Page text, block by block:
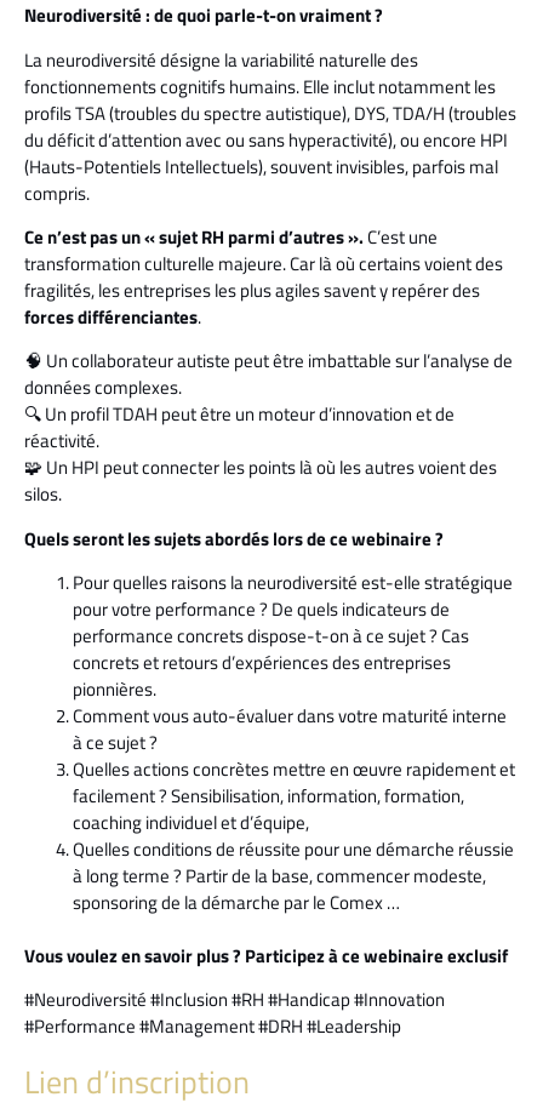
Neurodiversité : de quoi parle-t-on vraiment ?
La neurodiversité désigne la variabilité naturelle des
fonctionnements cognitifs humains. Elle inclut notamment les
profils TSA (troubles du spectre autistique), DYS, TDA/H (troubles
du déficit d’attention avec ou sans hyperactivité), ou encore HPI
(Hauts-Potentiels Intellectuels), souvent invisibles, parfois mal
compris.
Ce n’est pas un « sujet RH parmi d’autres ».C’est une
transformation culturelle majeure. Car là où certains voient des
fragilités, les entreprises les plus agiles savent y repérer des
forces différenciantes.
🧠 Un collaborateur autiste peut être imbattable sur l’analyse de
données complexes.
🔍 Un profil TDAH peut être un moteur d’innovation et de
réactivité.
🧩 Un HPI peut connecter les points là où les autres voient des
silos.
Quels seront les sujets abordés lors de ce webinaire ?
Pour quelles raisons la neurodiversité est-elle stratégique
pour votre performance ? De quels indicateurs de
performance concrets dispose-t-on à ce sujet ? Cas
concrets et retours d’expériences des entreprises
pionnières.
Comment vous auto-évaluer dans votre maturité interne
à ce sujet ?
Quelles actions concrètes mettre en œuvre rapidement et
facilement ? Sensibilisation, information, formation,
coaching individuel et d’équipe,
Quelles conditions de réussite pour une démarche réussie
à long terme ? Partir de la base, commencer modeste,
sponsoring de la démarche par le Comex …
Vous voulez en savoir plus ? Participez à ce webinaire exclusif
#Neurodiversité #Inclusion #RH #Handicap #Innovation
#Performance #Management #DRH #Leadership
Lien d’inscription